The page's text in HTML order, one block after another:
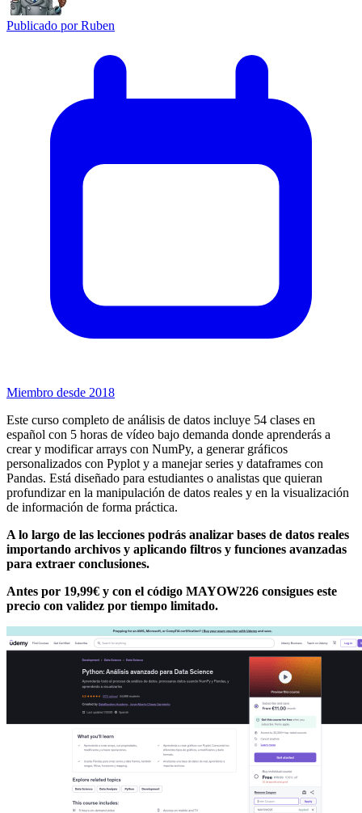
Publicado porRuben
Miembro desde 2018
Este curso completo de análisis de datos incluye 54 clases en
español con 5 horas de vídeo bajo demanda donde aprenderás a
crear y modificar arrays con NumPy, a generar gráficos
personalizados con Pyplot y a manejar series y dataframes con
Pandas. Está diseñado para estudiantes o analistas que quieran
profundizar en la manipulación de datos reales y en la visualización
de información de forma práctica.
A lo largo de las lecciones podrás analizar bases de datos reales
importando archivos y aplicando filtros y funciones avanzadas
para extraer conclusiones.
Antes por 19,99€ y con el código MAYOW226 consigues este
precio con validez por tiempo limitado.